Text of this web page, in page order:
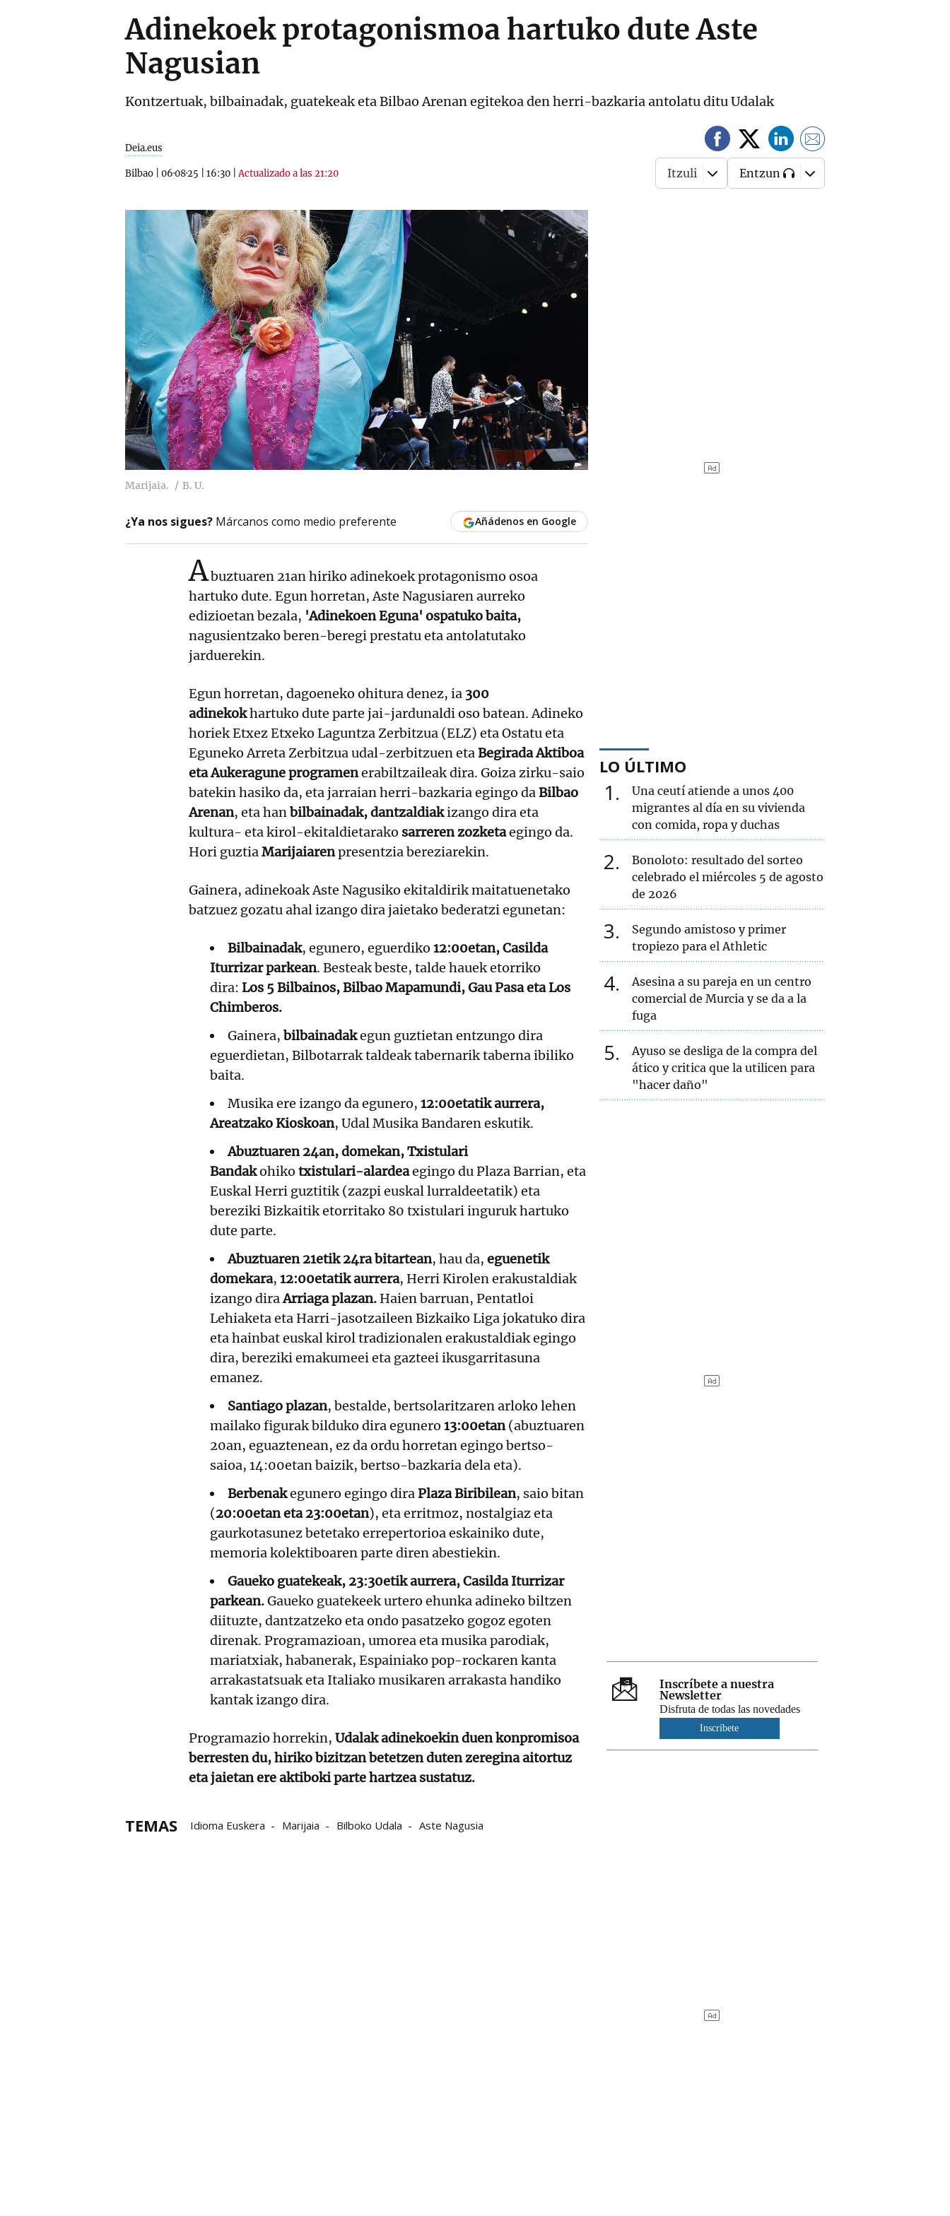
Adinekoek protagonismoa hartuko dute Aste
Nagusian
Kontzertuak, bilbainadak, guatekeak eta Bilbao Arenan egitekoa den herri-bazkaria antolatu ditu Udalak
Deia.eus
Bilbao 06·08·25 16:30 |Actualizado a las 21:20 Itzuli Entzun
Marijaia. B. U.
¿Ya nos sigues? Márcanos como medio preferente Añádenos en Google
Abuztuaren 21an hiriko adinekoek protagonismo osoa
hartuko dute. Egun horretan, Aste Nagusiaren aurreko
edizioetan bezala, 'Adinekoen Eguna' ospatukobaita,
nagusientzako beren-beregi prestatu eta antolatutako
jarduerekin.
Egun horretan, dagoeneko ohitura denez, ia 300
adinekokhartuko dute parte jai-jardunaldi oso batean. Adineko
horiek Etxez Etxeko Laguntza Zerbitzua (ELZ) eta Ostatu eta
Eguneko Arreta Zerbitzua udal-zerbitzuen etaBegirada Aktiboa
eta Aukeragune programenerabiltzaileak dira. Goiza zirku-saio
batekin hasiko da, eta jarraian herri-bazkaria egingo daBilbao
Arenan, eta hanbilbainadak, dantzaldiakizango dira eta
kultura- eta kirol-ekitaldietarako sarreren zozketaegingo da.
Hori guztiaMarijaiarenpresentzia bereziarekin.
Gainera, adinekoak Aste Nagusiko ekitaldirik maitatuenetako
batzuez gozatu ahal izango dira jaietako bederatzi egunetan:
Bilbainadak, egunero, eguerdiko 12:00etan, Casilda
Iturrizar parkean. Besteak beste, talde hauek etorriko
dira: Los 5 Bilbainos, Bilbao Mapamundi, Gau Pasa eta Los
Chimberos.
Gainera, bilbainadakegun guztietan entzungo dira
eguerdietan, Bilbotarrak taldeak tabernarik taberna ibiliko
baita.
Musika ere izango da egunero, 12:00etatik aurrera,
Areatzako Kioskoan, Udal Musika Bandaren eskutik.
Abuztuaren 24an, domekan, Txistulari
Bandakohiko txistulari-alardeaegingo du Plaza Barrian, eta
Euskal Herri guztitik (zazpi euskal lurraldeetatik) eta
bereziki Bizkaitik etorritako 80 txistulari inguruk hartuko
dute parte.
Abuztuaren 21etik 24ra bitartean, hau da, eguenetik
domekara, 12:00etatik aurrera, Herri Kirolen erakustaldiak
izango diraArriaga plazan. Haien barruan, Pentatloi
Lehiaketa eta Harri-jasotzaileen Bizkaiko Liga jokatuko dira
eta hainbat euskal kirol tradizionalen erakustaldiak egingo
dira, bereziki emakumeei eta gazteei ikusgarritasuna
emanez.
Santiago plazan, bestalde, bertsolaritzaren arloko lehen
mailako figurak bilduko dira egunero 13:00etan(abuztuaren
20an, eguaztenean, ez da ordu horretan egingo bertso-
saioa, 14:00etan baizik, bertso-bazkaria dela eta).
Berbenakegunero egingo diraPlaza Biribilean, saio bitan
(20:00etan eta 23:00etan), eta erritmoz, nostalgiaz eta
gaurkotasunez betetako errepertorioa eskainiko dute,
memoria kolektiboaren parte diren abestiekin.
Gaueko guatekeak, 23:30etik aurrera, Casilda Iturrizar
parkean.Gaueko guatekeek urtero ehunka adineko biltzen
diituzte, dantzatzeko eta ondo pasatzeko gogoz egoten
direnak. Programazioan, umorea eta musika parodiak,
mariatxiak, habanerak, Espainiako pop-rockaren kanta
arrakastatsuak eta Italiako musikaren arrakasta handiko
kantak izango dira.
Programazio horrekin, Udalak adinekoekin duen konpromisoa
berresten du, hiriko bizitzan betetzen duten zeregina aitortuz
eta jaietan ere aktiboki parte hartzea sustatuz.
TEMAS Idioma Euskera Marijaia Bilboko Udala Aste Nagusia
LO ÚLTIMO
1
Una ceutí atiende a unos 400
migrantes al día en su vivienda
con comida, ropa y duchas
2
Bonoloto: resultado del sorteo
celebrado el miércoles 5 de agosto
de 2026
3
Segundo amistoso y primer
tropiezo para el Athletic
4
Asesina a su pareja en un centro
comercial de Murcia y se da a la
fuga
5
Ayuso se desliga de la compra del
ático y critica que la utilicen para
"hacer daño"
Inscríbete a nuestra
Newsletter
Disfruta de todas las novedades
Inscríbete